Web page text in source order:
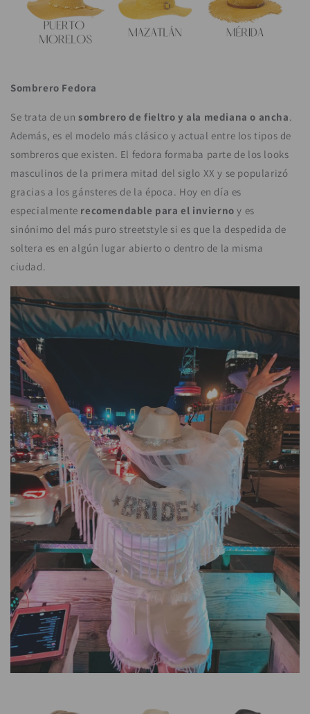
Sombrero Fedora
Se trata de un sombrero de fieltro y ala mediana o ancha.
Además, es el modelo más clásico y actual entre los tipos de
sombreros que existen. El fedora formaba parte de los looks
masculinos de la primera mitad del siglo XX y se popularizó
gracias a los gánsteres de la época. Hoy en día es
especialmente recomendable para el invierno y es
sinónimo del más puro streetstyle si es que la despedida de
soltera es en algún lugar abierto o dentro de la misma
ciudad.